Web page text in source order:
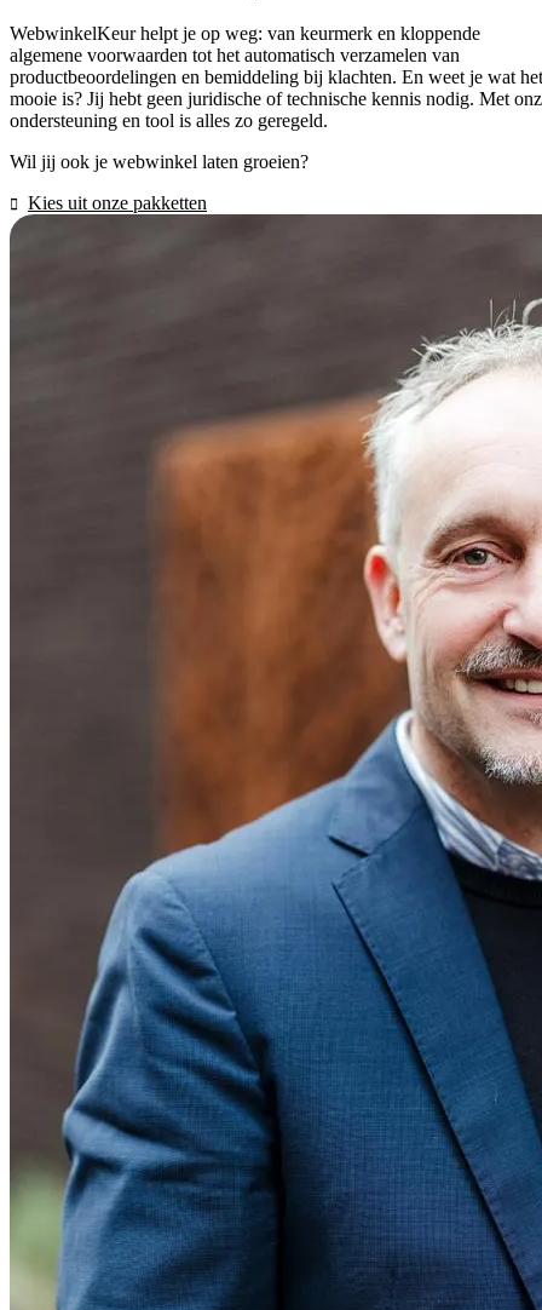
WebwinkelKeur helpt je op weg: van keurmerk en kloppende
algemene voorwaarden tot het automatisch verzamelen van
productbeoordelingen en bemiddeling bij klachten. En weet je wat het
mooie is? Jij hebt geen juridische of technische kennis nodig. Met
ondersteuning en tool is alles zo geregeld.
Wil jij ook je webwinkel laten groeien?
Kies uit onze pakketten